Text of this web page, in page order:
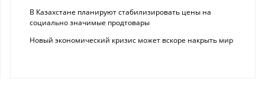
В Казахстане планируют стабилизировать цены на
социально значимые продтовары
Новый экономический кризис может вскоре накрыть мир